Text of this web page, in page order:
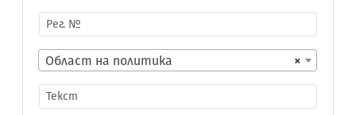
×
Област на политика